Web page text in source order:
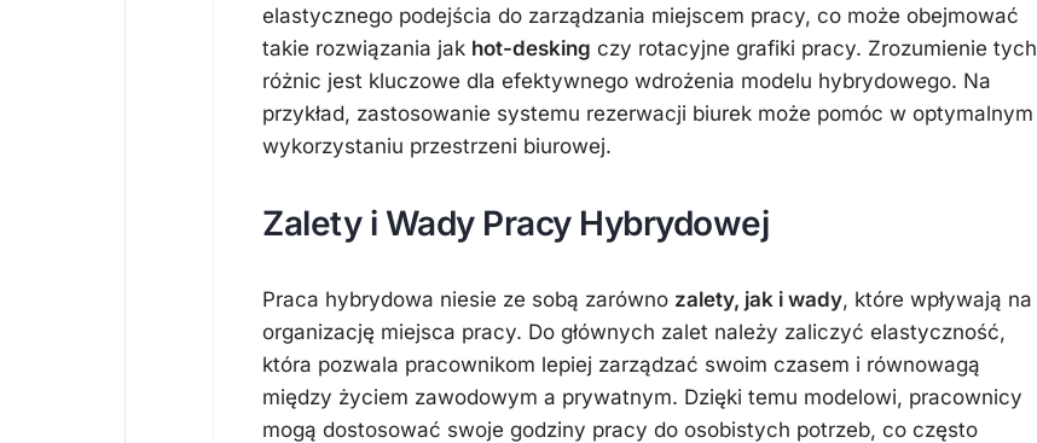
elastycznego podejścia do zarządzania miejscem pracy, co może obejmować
takie rozwiązania jak hot-desking czy rotacyjne grafiki pracy. Zrozumienie tych
różnic jest kluczowe dla efektywnego wdrożenia modelu hybrydowego. Na
przykład, zastosowanie systemu rezerwacji biurek może pomóc w optymalnym
wykorzystaniu przestrzeni biurowej.
Zalety i Wady Pracy Hybrydowej
Praca hybrydowa niesie ze sobą zarówno zalety, jak i wady, które wpływają na
organizację miejsca pracy. Do głównych zalet należy zaliczyć elastyczność,
która pozwala pracownikom lepiej zarządzać swoim czasem i równowagą
między życiem zawodowym a prywatnym. Dzięki temu modelowi, pracownicy
mogą dostosować swoje godziny pracy do osobistych potrzeb, co często